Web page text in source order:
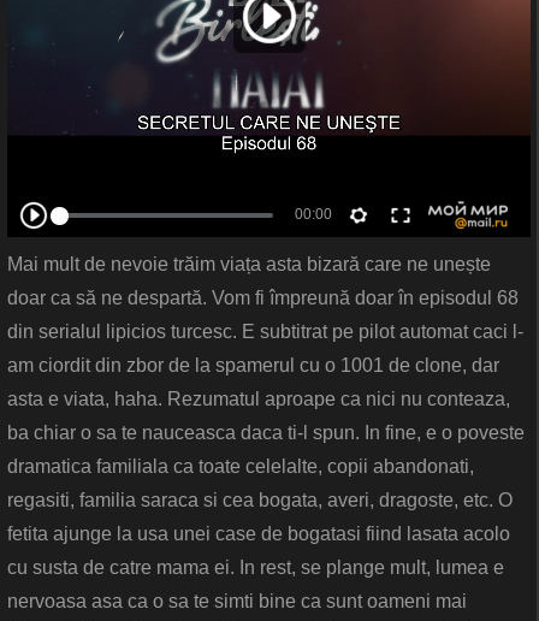
Mai mult de nevoie trăim viața asta bizară care ne unește
doar ca să ne despartă. Vom fi împreună doar în episodul 68
din serialul lipicios turcesc. E subtitrat pe pilot automat caci l-
am ciordit din zbor de la spamerul cu o 1001 de clone, dar
asta e viata, haha. Rezumatul aproape ca nici nu conteaza,
ba chiar o sa te nauceasca daca ti-l spun. In fine, e o poveste
dramatica familiala ca toate celelalte, copii abandonati,
regasiti, familia saraca si cea bogata, averi, dragoste, etc. O
fetita ajunge la usa unei case de bogatasi fiind lasata acolo
cu susta de catre mama ei. In rest, se plange mult, lumea e
nervoasa asa ca o sa te simti bine ca sunt oameni mai